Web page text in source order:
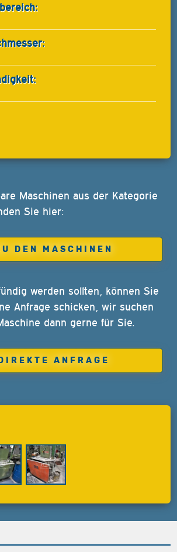
Maschinen aus der Kategorie
Sie hier:
DEN MASCHINEN
werden sollten, können Sie
Anfrage schicken, wir suchen
dann gerne für Sie.
DIREKTE ANFRAGE